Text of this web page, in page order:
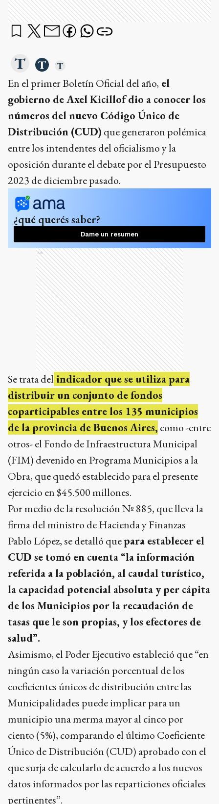
En el primer Boletín Oficial del año, el
gobierno de Axel Kicillof dio a conocer los
números del nuevo Código Único de
Distribución (CUD) que generaron polémica
entre los intendentes del oficialismo y la
oposición durante el debate por el Presupuesto
2023 de diciembre pasado.
¿qué querés saber?
Dame un resumen
Ads
Se trata del indicador que se utiliza para
distribuir un conjunto de fondos
coparticipables entre los 135 municipios
de la provincia de Buenos Aires, como -entre
otros- el Fondo de Infraestructura Municipal
(FIM) devenido en Programa Municipios a la
Obra, que quedó establecido para el presente
ejercicio en $45.500 millones.
Por medio de la resolución Nº 885, que lleva la
firma del ministro de Hacienda y Finanzas
Pablo López, se detalló quepara establecer el
CUD se tomó en cuenta “la información
referida a la población, al caudal turístico,
la capacidad potencial absoluta y per cápita
de los Municipios por la recaudación de
tasas que le son propias, y los efectores de
salud”.
Asimismo, el Poder Ejecutivo estableció que “en
ningún caso la variación porcentual de los
coeficientes únicos de distribución entre las
Municipalidades puede implicar para un
municipio una merma mayor al cinco por
ciento (5%), comparando el último Coeficiente
Único de Distribución (CUD) aprobado con el
que surja de calcularlo de acuerdo a los nuevos
datos informados por las reparticiones oficiales
pertinentes”.